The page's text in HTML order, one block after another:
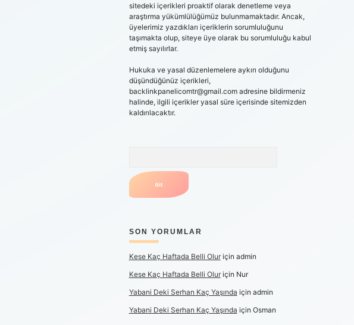
sitedeki içerikleri proaktif olarak denetleme veya
araştırma yükümlülüğümüz bulunmamaktadır. Ancak,
üyelerimiz yazdıkları içeriklerin sorumluluğunu
taşımakta olup, siteye üye olarak bu sorumluluğu kabul
etmiş sayılırlar.
Hukuka ve yasal düzenlemelere aykırı olduğunu
düşündüğünüz içerikleri,
backlinkpanelicomtr@gmail.comadresine bildirmeniz
halinde, ilgili içerikler yasal süre içerisinde sitemizden
kaldırılacaktır.
SON YORUMLAR
Kese Kaç Haftada Belli Oluriçin admin
Kese Kaç Haftada Belli Oluriçin Nur
Yabani Deki Serhan Kaç Yaşında için admin
Yabani Deki Serhan Kaç Yaşında için Osman